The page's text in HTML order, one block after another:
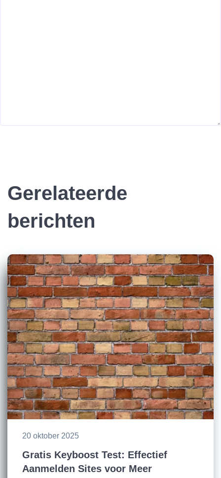
Gerelateerde
berichten
20 oktober 2025
Gratis Keyboost Test: Effectief
Aanmelden Sites voor Meer